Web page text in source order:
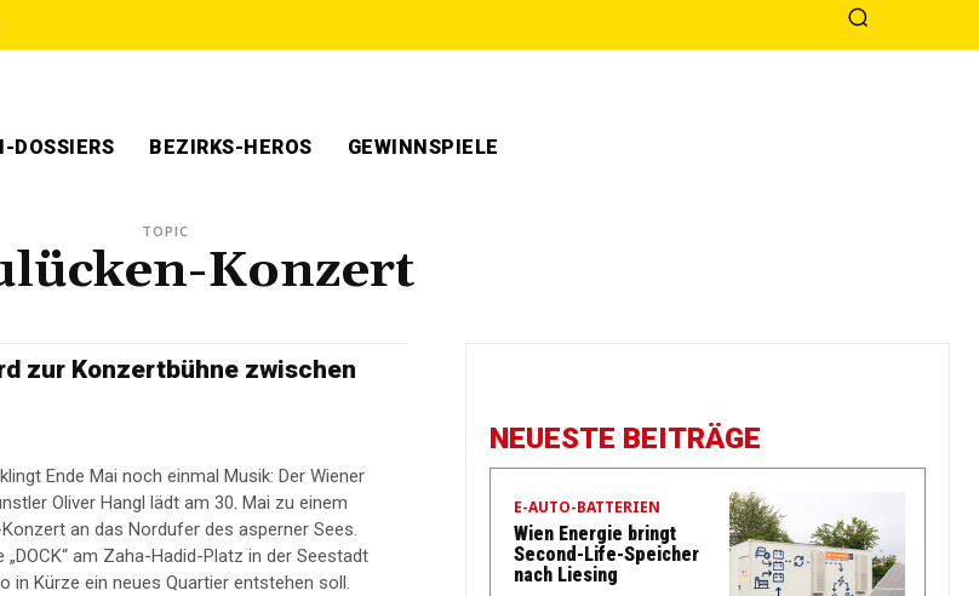
DOSSIERS BEZIRKS-HEROS GEWINNSPIELE
TOPIC
Konzert
zur Konzertbühne zwischen
Ende Mai noch einmal Musik: Der Wiener
Oliver Hangl lädt am 30. Mai zu einem
an das Nordufer des asperner Sees.
am Zaha-Hadid-Platz in der Seestadt
in Kürze ein neues Quartier entstehen soll.
NEUESTE BEITRÄGE
E-AUTO-BATTERIEN
Wien Energie bringt
Second-Life-Speicher
nach Liesing